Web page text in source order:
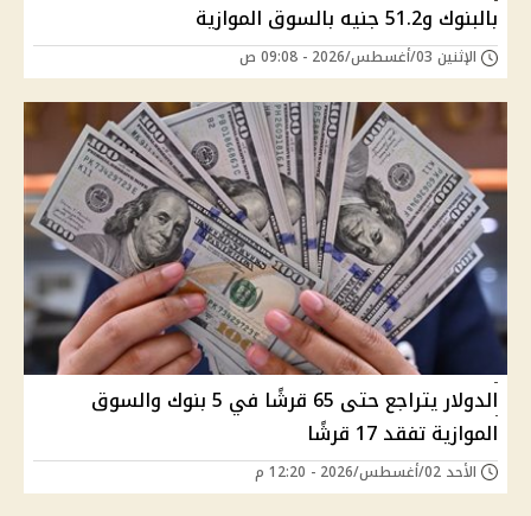
بالبنوك و51.2 جنيه بالسوق الموازية
الإثنين 03/أغسطس/2026 - 09:08 ص
الدولار يتراجع حتى 65 قرشًا في 5 بنوك والسوق
الموازية تفقد 17 قرشًا
الأحد 02/أغسطس/2026 - 12:20 م